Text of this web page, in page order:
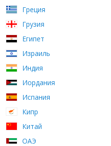
Греция
Грузия
Египет
Израиль
Индия
Иордания
Испания
Кипр
Китай
ОАЭ